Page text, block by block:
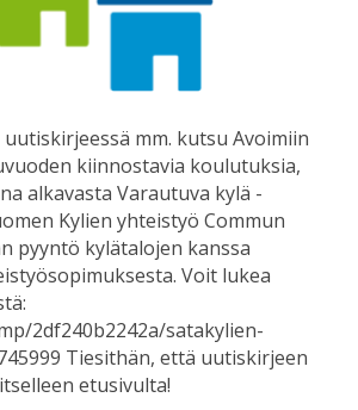
mm. kutsu Avoimiin
kiinnostavia koulutuksia,
alkavasta Varautuva kylä -
Kylien yhteistyö Commun
pyyntö kylätalojen kanssa
Voit lukea
2df240b2242a/satakylien-
Tiesithän, että uutiskirjeen
etusivulta!